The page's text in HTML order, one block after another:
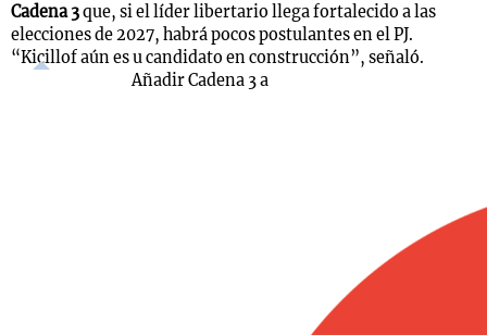
Cadena 3que, si el líder libertario llega fortalecido a las
elecciones de 2027, habrá pocos postulantes en el PJ.
“Kicillof aún es u candidato en construcción”, señaló.
Añadir Cadena 3 a